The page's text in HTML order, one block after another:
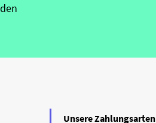
Unsere Zahlungsarten